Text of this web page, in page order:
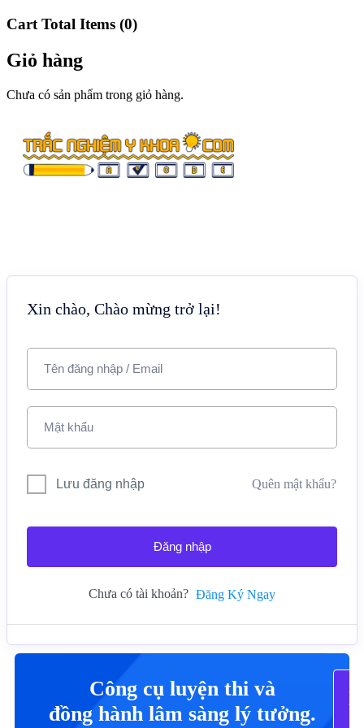
Cart Total Items (0)
Giỏ hàng
Chưa có sản phẩm trong giỏ hàng.
Xin chào, Chào mừng trở lại!
Lưu đăng nhập Quên mật khẩu?
Đăng nhập
Chưa có tài khoản? Đăng Ký Ngay
Công cụ luyện thi và
đồng hành lâm sàng lý tưởng.